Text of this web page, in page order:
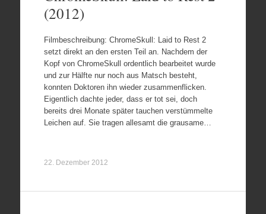
(2012)
Filmbeschreibung: ChromeSkull: Laid to Rest 2
setzt direkt an den ersten Teil an. Nachdem der
Kopf von ChromeSkull ordentlich bearbeitet wurde
und zur Hälfte nur noch aus Matsch besteht,
konnten Doktoren ihn wieder zusammenflicken.
Eigentlich dachte jeder, dass er tot sei, doch
bereits drei Monate später tauchen verstümmelte
Leichen auf. Sie tragen allesamt die grausame…
22. Dezember 2012